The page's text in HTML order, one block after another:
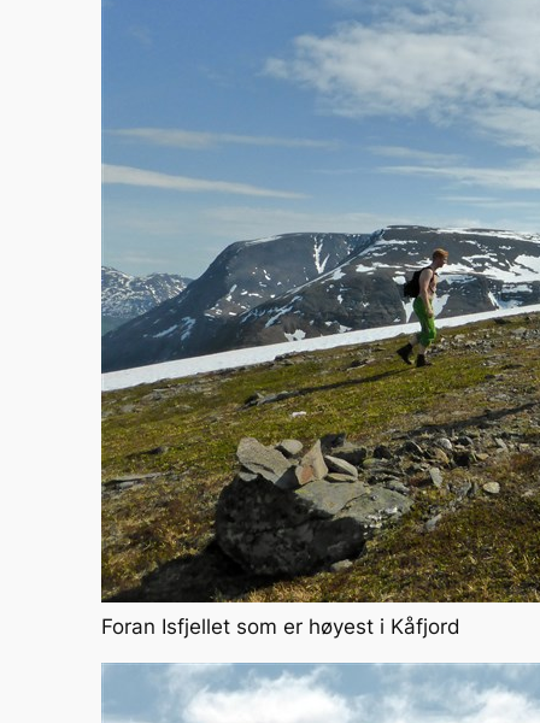
Foran Isfjellet som er høyest i Kåfjord